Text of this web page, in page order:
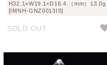
H32.1×W19.1×D16.4.（mm）13.0g
[IMNH-GNZ0013IS]
SOLD OUT